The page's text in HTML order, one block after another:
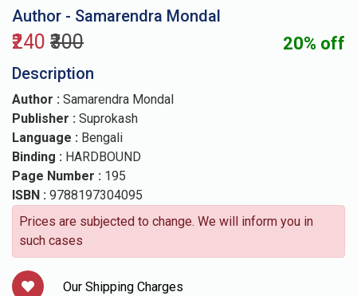
Author - Samarendra Mondal
₹240 ₹300 20% off
Description
Author : Samarendra Mondal
Publisher : Suprokash
Language : Bengali
Binding : HARDBOUND
Page Number : 195
ISBN : 9788197304095
Prices are subjected to change. We will inform you in
such cases
Our Shipping Charges